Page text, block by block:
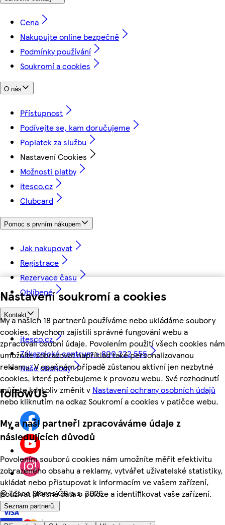
Nastavení soukromí a cookies
My a našich 18 partnerů používáme nebo ukládáme soubory
cookies, abychom zajistili správné fungování webu a
zpracovali osobní údaje. Povolením použití všech cookies nám
umožníte zobrazovat například také personalizovanou
reklamu. V opačném případě zůstanou aktivní jen nezbytné
cookies, které potřebujeme k provozu webu. Své rozhodnutí
můžete kdykoliv změnit v Nastavení ochrany osobních údajů
nebo kliknutím na odkaz Soukromí a cookies v patičce webu.
My a naši partneři zpracováváme údaje z
následujících důvodů
Povolením souborů cookies nám umožníte měřit efektivitu
zobrazeného obsahu a reklamy, vytvářet uživatelské statistiky,
ukládat nebo přistupovat k informacím ve vašem zařízení,
používat přesná data o poloze a identifikovat vaše zařízení.
Seznam partnerů.
Cena
Nakupujte online bezpečně
Podmínky používání
Soukromí a cookies
O nás
Přístupnost
Podívejte se, kam doručujeme
Poplatek za službu
Nastavení Cookies
Možnosti platby
itesco.cz
Clubcard
Pomoc s prvním nákupem
Jak nakupovat
Registrace
Rezervace času
Oblíbené
Kontakt
itesco.cz
Zákaznické centrum - 800 222 555
Naše obchody
followUs
©Tesco Stores ČR a.s. 2026